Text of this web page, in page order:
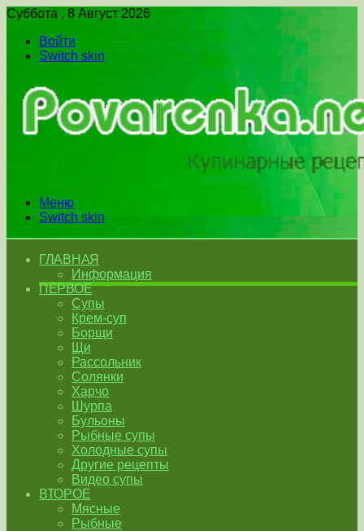
Суббота , 8 Август 2026
Войти
Switch skin
Меню
Switch skin
ГЛАВНАЯ
Информация
ПЕРВОЕ
Супы
Крем-суп
Борщи
Щи
Рассольник
Солянки
Харчо
Шурпа
Бульоны
Рыбные супы
Холодные супы
Другие рецепты
Видео супы
ВТОРОЕ
Мясные
Рыбные